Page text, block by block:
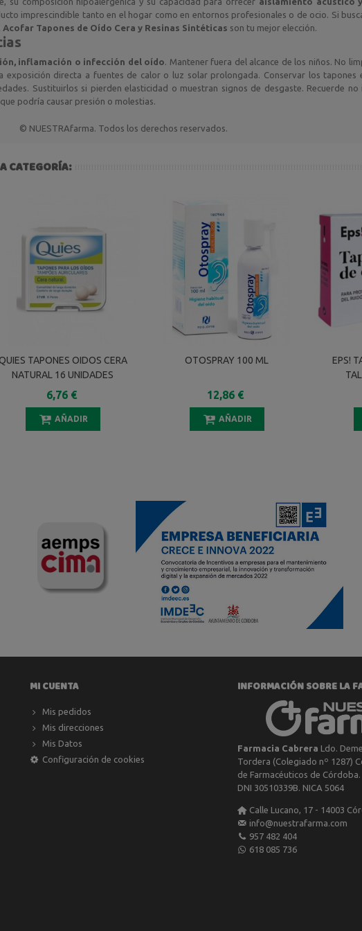
imprescindible tanto en el hogar como en entornos profesionales o de ocio. Si
Acofar Tapones de Oído Cera y Resinas Sintéticas son tu mejor elección.
inflamación o infección del oído. Mantener fuera del alcance de los niños. No
exposición directa a fuentes de calor o luz solar prolongada. Conservar los tapones
Sustituirlos si pierden elasticidad o muestran signos de desgaste. Recuerde
podría causar presión o molestias.
© NUESTRAfarma. Todos los derechos reservados.
CATEGORÍA:
QUIES TAPONES OIDOS CERA
NATURAL 16 UNIDADES
6,76 €
AÑADIR
OTOSPRAY 100 ML
12,86 €
AÑADIR
EPS!
MI CUENTA
Mis pedidos
Mis direcciones
Mis Datos
Configuración de cookies
INFORMACIÓN SOBRE LA
Farmacia Cabrera Ldo.
Tordera (Colegiado nº 1287)
de Farmacéuticos de Córdoba.
DNI 30510339B. NICA 5064
Calle Lucano, 17 - 14003
info@nuestrafarma.com
957 482 404
618 085 736